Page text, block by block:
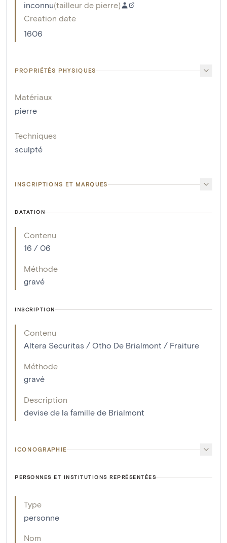
inconnu(tailleur de pierre)
Creation date
1606
PROPRIÉTÉS PHYSIQUES
Matériaux
pierre
Techniques
sculpté
INSCRIPTIONS ET MARQUES
DATATION
Contenu
16 / 06
Méthode
gravé
INSCRIPTION
Contenu
Altera Securitas / Otho De Brialmont / Fraiture
Méthode
gravé
Description
devise de la famille de Brialmont
ICONOGRAPHIE
PERSONNES ET INSTITUTIONS REPRÉSENTÉES
Type
personne
Nom